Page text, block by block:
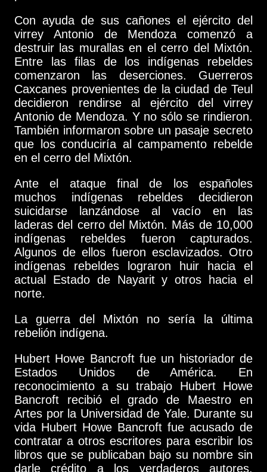
Con ayuda de sus cañones el ejército del
virrey Antonio de Mendoza comenzó a
destruir las murallas en el cerro del Mixtón.
Entre las filas de los indígenas rebeldes
comenzaron las deserciones. Guerreros
Caxcanes provenientes de la ciudad de Teul
decidieron rendirse al ejército del virrey
Antonio de Mendoza. Y no sólo se rindieron.
También informaron sobre un pasaje secreto
que los conduciría al campamento rebelde
en el cerro del Mixtón.
Ante el ataque final de los españoles
muchos indígenas rebeldes decidieron
suicidarse lanzándose al vacío en las
laderas del cerro del Mixtón. Más de 10,000
indígenas rebeldes fueron capturados.
Algunos de ellos fueron esclavizados. Otro
indígenas rebeldes lograron huir hacia el
actual Estado de Nayarit y otros hacia el
norte.
La guerra del Mixtón no sería la última
rebelión indígena.
Hubert Howe Bancroft fue un historiador de
Estados Unidos de América. En
reconocimiento a su trabajo Hubert Howe
Bancroft recibió el grado de Maestro en
Artes por la Universidad de Yale. Durante su
vida Hubert Howe Bancroft fue acusado de
contratar a otros escritores para escribir los
libros que se publicaban bajo su nombre sin
darle crédito a los verdaderos autores.